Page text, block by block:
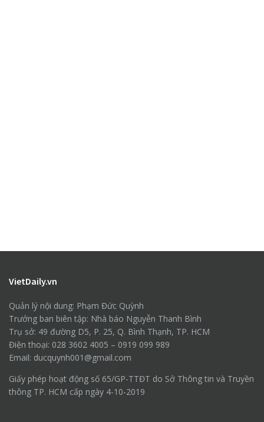
VietDaily.vn
Quản lý nội dung: Phạm Đức Quỳnh
Trưởng ban biên tập: Nhà báo Nguyễn Thanh Bình
Trụ sở: 49 đường D5, P. 25, Q. Bình Thạnh, TP. HCM
Điện thoại: 028 3602 4005 – 0919 099 989
Email: ducquynh001@gmail.com
Giấy phép hoạt động số 65/GP-TTĐT do Sở Thông tin và Truyền
thông TP. HCM cấp ngày 4-10-2019